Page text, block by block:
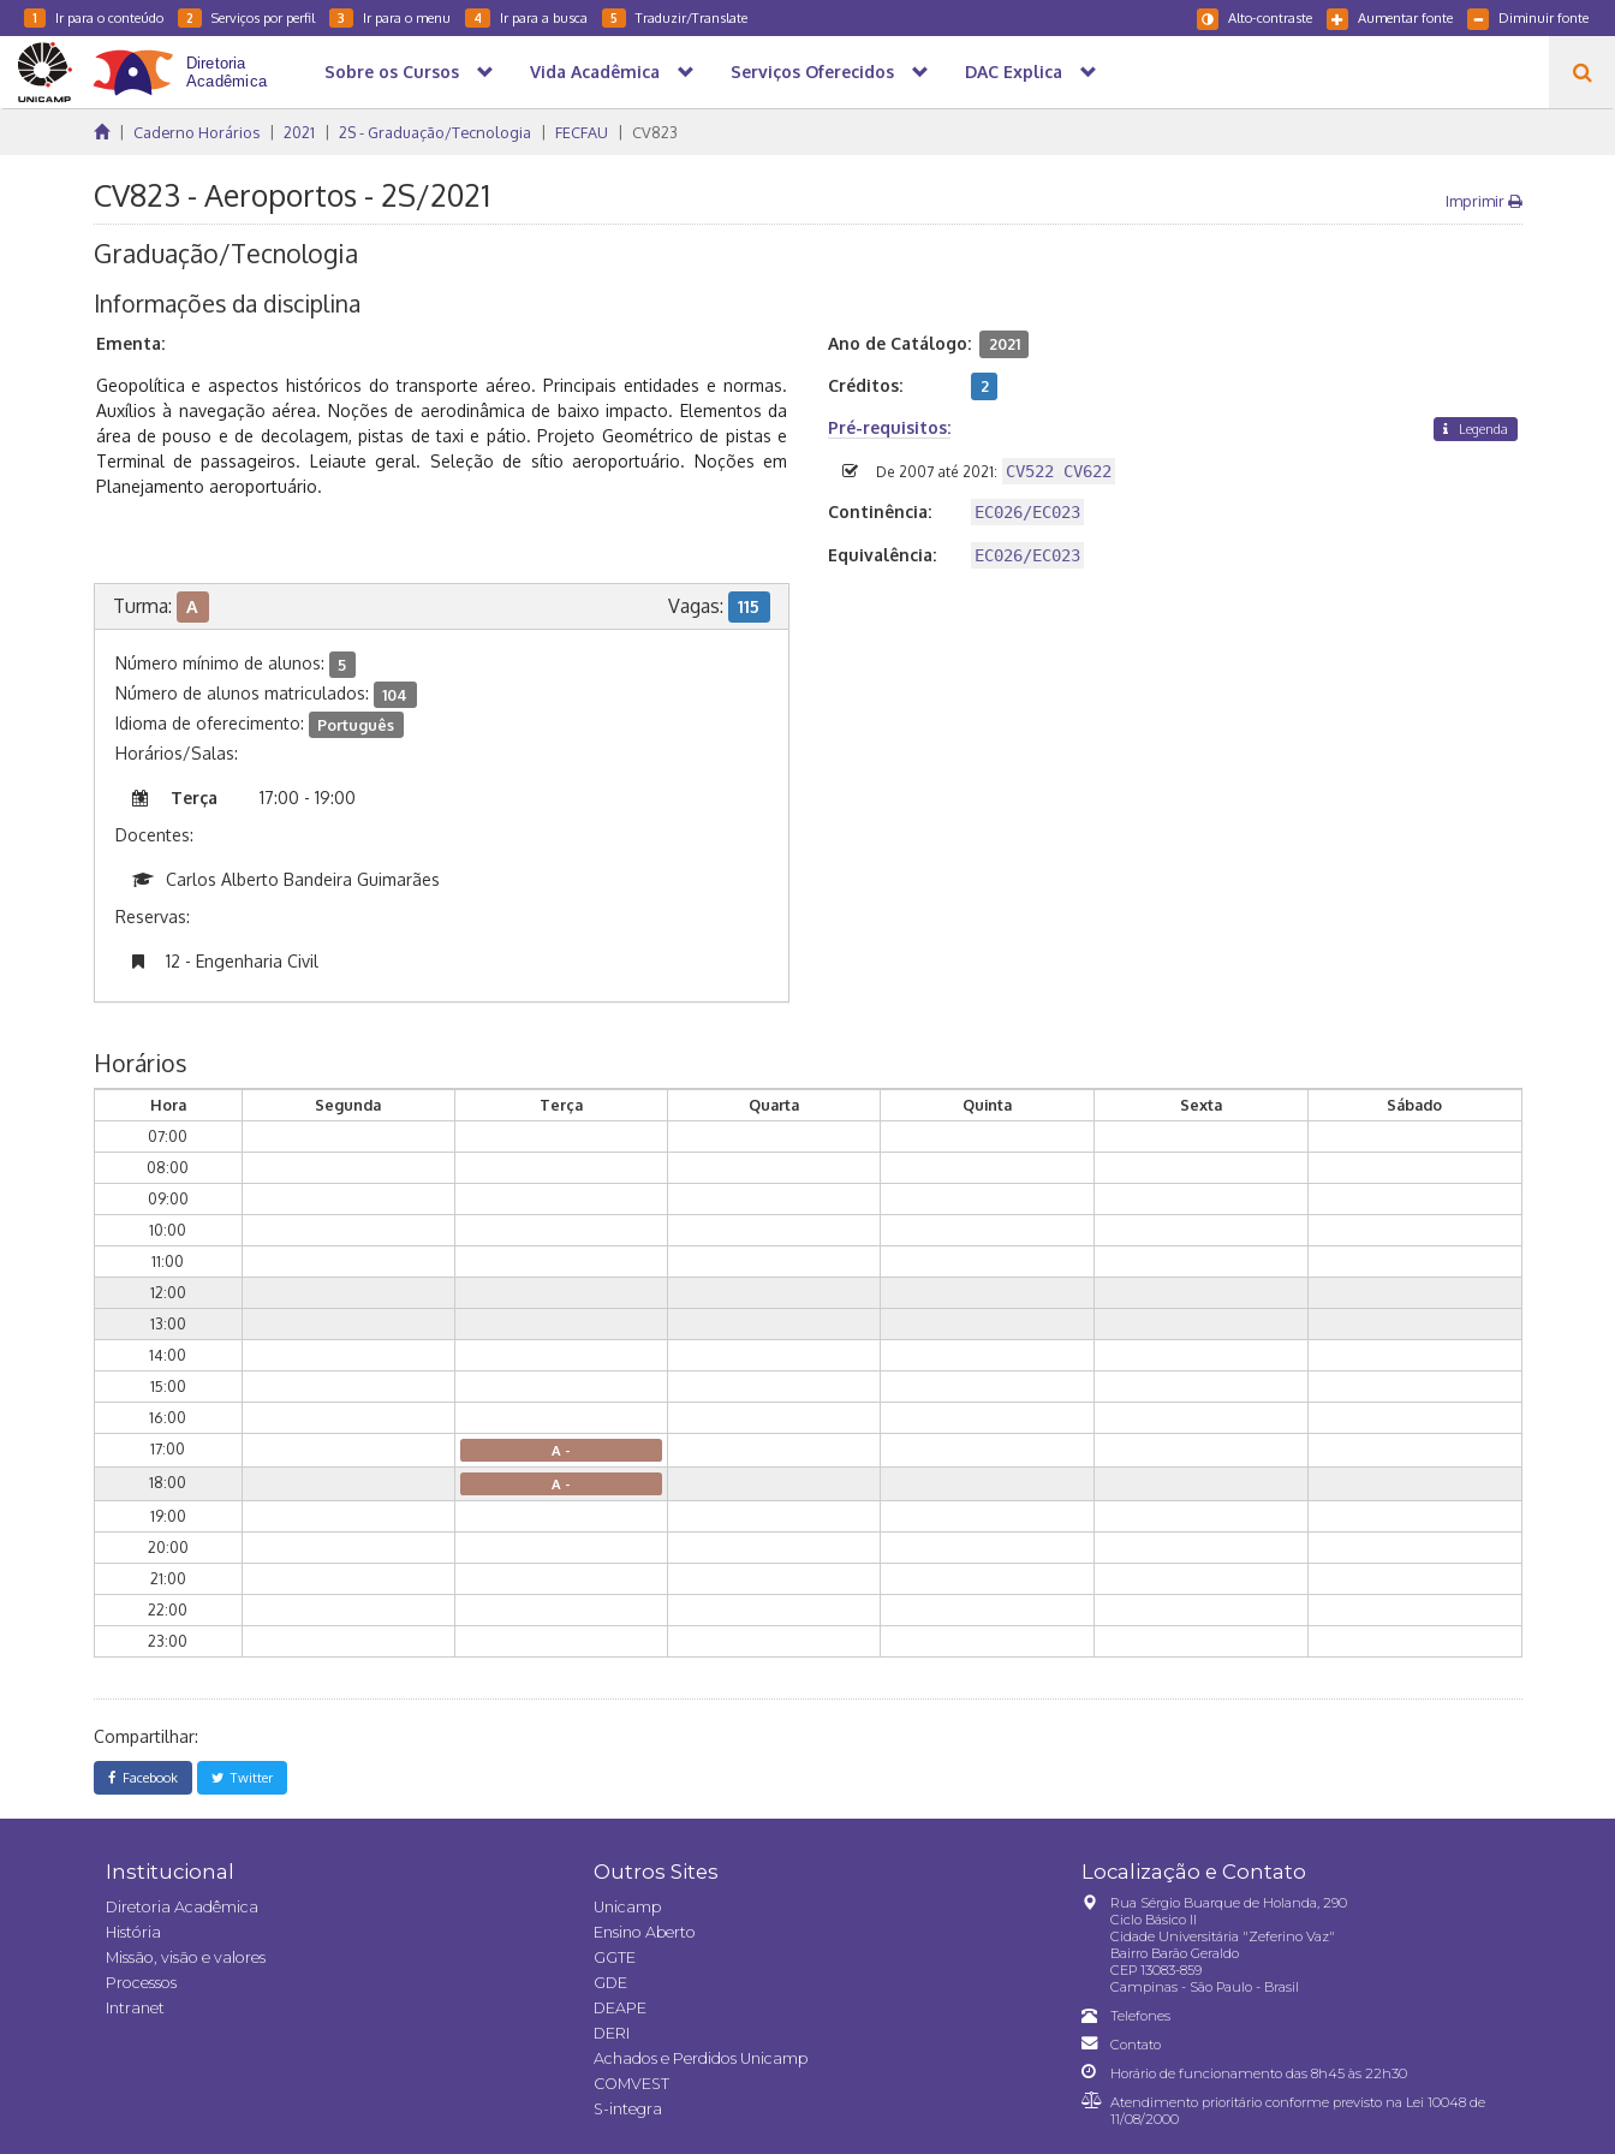
1 Ir para o conteúdo 2 Serviços por perfil 3 Ir para o menu 4 Ir para a busca 5 Traduzir/Translate Diminuir fonte
Aumentar fonte
Alto-contraste
Sobre os Cursos Vida Acadêmica Serviços Oferecidos DAC Explica
Caderno Horários 2021 2S - Graduação/Tecnologia FECFAU CV823
CV823 - Aeroportos - 2S/2021 Imprimir
Graduação/Tecnologia
Informações da disciplina
Ementa:
Geopolítica e aspectos históricos do transporte aéreo. Principais entidades e normas.
Auxílios à navegação aérea. Noções de aerodinâmica de baixo impacto. Elementos da
área de pouso e de decolagem, pistas de taxi e pátio. Projeto Geométrico de pistas e
Terminal de passageiros. Leiaute geral. Seleção de sítio aeroportuário. Noções em
Planejamento aeroportuário.
Ano de Catálogo: 2021
Créditos: 2
Pré-requisitos: Legenda
De 2007 até 2021: CV522 CV622
Continência: EC026/EC023
Equivalência: EC026/EC023
Turma: A Vagas: 115
Número mínimo de alunos: 5
Número de alunos matriculados: 104
Idioma de oferecimento: Português
Horários/Salas:
Terça
17:00 - 19:00
Docentes:
Carlos Alberto Bandeira Guimarães
Reservas:
12 - Engenharia Civil
Horários
Hora Segunda Terça Quarta Quinta Sexta
Sábado
07:00
08:00
09:00
10:00
11:00
12:00
13:00
14:00
15:00
16:00
17:00
A -
18:00 A -
19:00
20:00
21:00
22:00
23:00
Compartilhar:
Facebook Twitter
Institucional
Diretoria Acadêmica
História
Missão, visão e valores
Processos
Intranet
Outros Sites
Unicamp
Ensino Aberto
GGTE
GDE
DEAPE
DERI
Achados e Perdidos Unicamp
COMVEST
S-integra
Localização e Contato
Rua Sérgio Buarque de Holanda, 290
Ciclo Básico II
Cidade Universitária "Zeferino Vaz"
Bairro Barão Geraldo
CEP 13083-859
Campinas - São Paulo - Brasil
Telefones
Contato
Horário de funcionamento das 8h45 às 22h30
Atendimento prioritário conforme previsto na Lei 10048 de
11/08/2000